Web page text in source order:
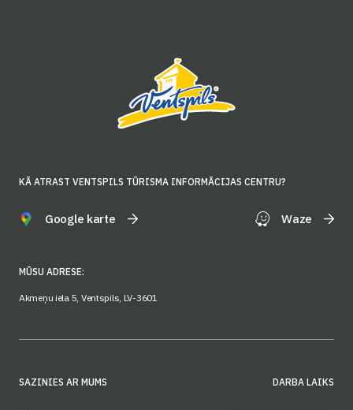
KĀ ATRAST VENTSPILS TŪRISMA INFORMĀCIJAS CENTRU?
Google karte Waze
MŪSU ADRESE:
Akmeņu iela 5, Ventspils, LV-3601
SAZINIES AR MUMS DARBA LAIKS